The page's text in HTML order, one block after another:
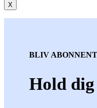
X
BLIV ABONNENT
Hold